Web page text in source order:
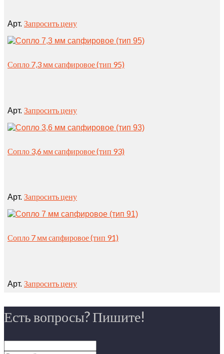
Арт. Запросить цену
Сопло 7,3 мм сапфировое (тип 95)
Арт. Запросить цену
Сопло 3,6 мм сапфировое (тип 93)
Арт. Запросить цену
Сопло 7 мм сапфировое (тип 91)
Арт. Запросить цену
Есть вопросы? Пишите!